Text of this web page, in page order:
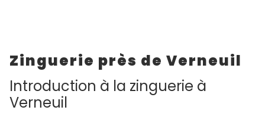
Zinguerie près de Verneuil
Introduction à la zinguerie à
Verneuil